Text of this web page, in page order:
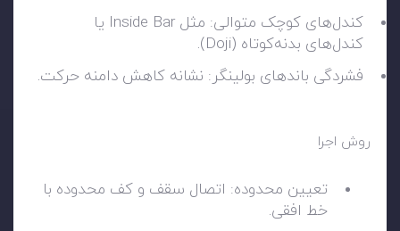
کندل‌های کوچک متوالی: مثل Inside Bar یا
کندل‌های بدنه‌کوتاه (Doji).
فشردگی باندهای بولینگر: نشانه کاهش دامنه حرکت.
روش اجرا
تعیین محدوده: اتصال سقف و کف محدوده با
خط افقی.